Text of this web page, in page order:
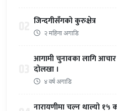
जिन्दगीसँगको कुरुक्षेत्र
२ महिना अगाडि
आगामी चुनावका लागि
दोलखा ।
४ वर्ष अगाडि
नारायणीमा चल्न थाल्यो १५